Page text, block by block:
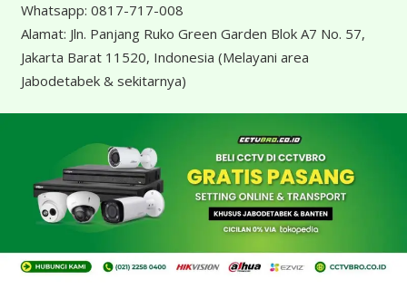
Whatsapp: 0817-717-008
Alamat: Jln. Panjang Ruko Green Garden Blok A7 No. 57,
Jakarta Barat 11520, Indonesia (Melayani area
Jabodetabek & sekitarnya)